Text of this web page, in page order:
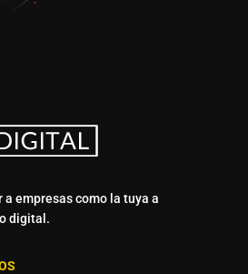
a empresas como la tuya a
digital.